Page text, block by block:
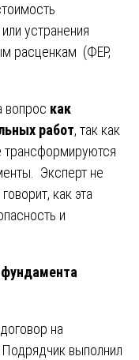
устранения
расценкам (ФЕР,
вопрос как
работ, так как
Эксперт не
как эта
и
на
выполнил